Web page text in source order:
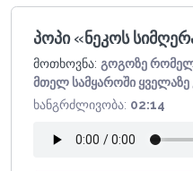
პოპი «ნეკოს
მოთხოვნა: გოგოზე
მთელ სამყაროში ყველაზე
ხანგრძლივობა: 02:14